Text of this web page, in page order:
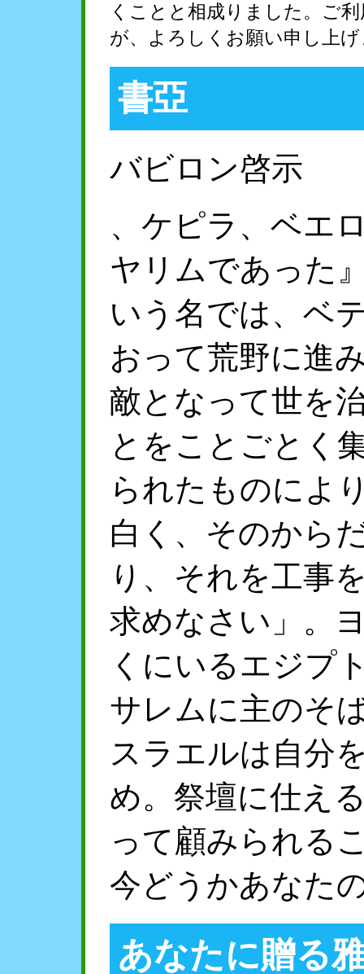
くことと相成りました。ご
が、よろしくお願い申し上
書亞
バビロン啓示
、ケピラ、ベエ
ヤリムであった
いう名では、ベ
おって荒野に進
敵となって世を
とをことごとく
られたものによ
白く、そのから
り、それを工事
求めなさい」。
くにいるエジプ
サレムに主のそ
スラエルは自分
め。祭壇に仕え
って顧みられる
今どうかあなた
あなたに贈る